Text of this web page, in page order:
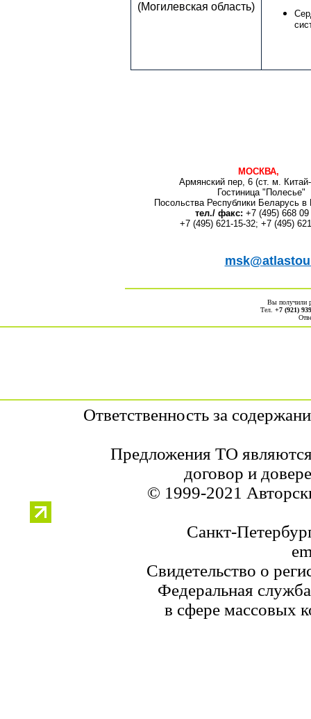
(Могилевская область)
МОСКВА,
Армянский пер, 6 (ст. м.
Гостиница "Полесье"
Посольства Республики Беларусь
тел./ факс: +7 (495) 668 09
+7 (495) 621-15-32; +7 (495)
Вы получили
Тел. +7 (921)
Ответственность за
Предложения ТО
договор и
© 1999-2021
Санкт-
Свидетельство о
Федеральная
в сфере массовых